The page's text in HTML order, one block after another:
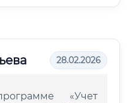
28.02.2026
«Учет